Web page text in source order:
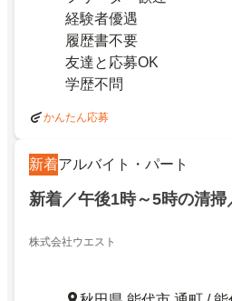
経験者優遇
履歴書不要
友達と応募OK
学歴不問
かんたん応募
新着アルバイト・パート
新着／午後1時～5時の清
株式会社ウエスト